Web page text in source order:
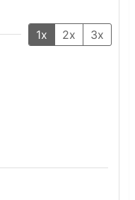
1x 2x 3x